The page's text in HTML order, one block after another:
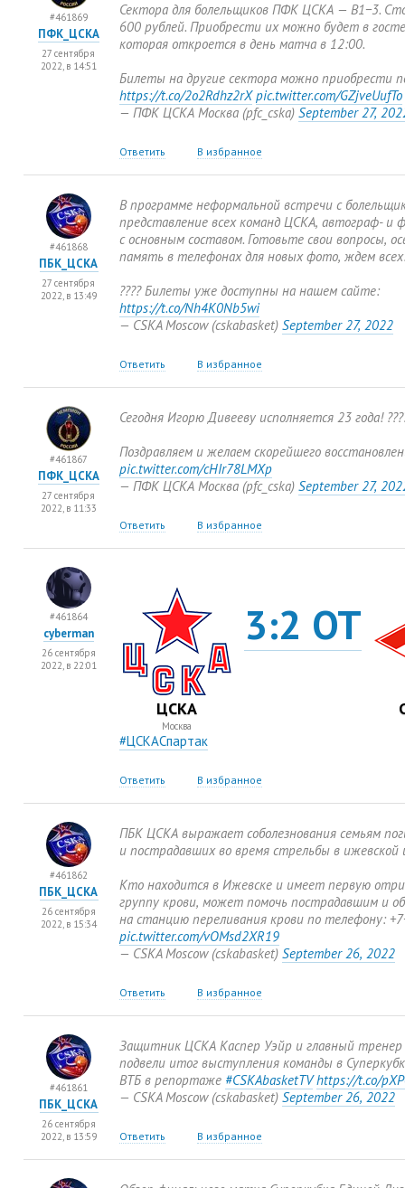
Сектора для болельщиков ПФК ЦСКА — B1−3.
600 рублей. Приобрести их можно будет в
которая откроется в день матча в 12:00.
Билеты на другие сектора можно приобрести
https://t.co/2o2Rdhz2rX pic.twitter.com/GZjveUufTo
— ПФК ЦСКА Москва (pfc_cska) September 27,
Ответить В избранное
#461869
ПФК_ЦСКА
27 сентября
2022, в 14:51
В программе неформальной встречи с
представление всех команд ЦСКА, автограф- и
с основным составом. Готовьте свои вопросы,
память в телефонах для новых фото, ждем
???? Билеты уже доступны на нашем сайте:
https://t.co/Nh4K0Nb5wi
— CSKA Moscow (cskabasket) September 27, 2022
Ответить В избранное
#461868
ПБК_ЦСКА
27 сентября
2022, в 13:49
Сегодня Игорю Дивееву исполняется 23 года!
Поздравляем и желаем скорейшего
pic.twitter.com/cHIr78LMXp
— ПФК ЦСКА Москва (pfc_cska) September 27,
Ответить В избранное
#461867
ПФК_ЦСКА
27 сентября
2022, в 11:33
ЦСКА
Москва
3:2 ОТ
#ЦСКАСпартак
Ответить В избранное
#461864
cyberman
26 сентября
2022, в 22:01
ПБК ЦСКА выражает соболезнования семьям
и пострадавших во время стрельбы в
Кто находится в Ижевске и имеет первую
группу крови, может помочь пострадавшим и
на станцию переливания крови по телефону:
pic.twitter.com/vOMsd2XR19
— CSKA Moscow (cskabasket) September 26, 2022
Ответить В избранное
#461862
ПБК_ЦСКА
26 сентября
2022, в 15:34
Защитник ЦСКА Каспер Уэйр и главный тренер
подвели итог выступления команды в
ВТБ в репортаже #CSKAbasketTV https://t.co/
— CSKA Moscow (cskabasket) September 26, 2022
Ответить В избранное
#461861
ПБК_ЦСКА
26 сентября
2022, в 13:59